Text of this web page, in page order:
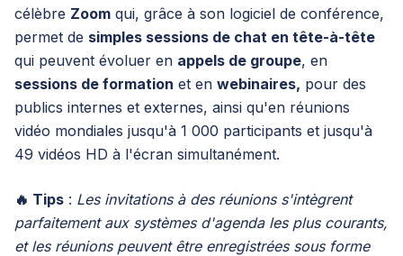
célèbre Zoom qui, grâce à son logiciel de conférence,
permet de simples sessions de chat en tête-à-tête
qui peuvent évoluer en appels de groupe, en
sessions de formation et en webinaires, pour des
publics internes et externes, ainsi qu'en réunions
vidéo mondiales jusqu'à 1 000 participants et jusqu'à
49 vidéos HD à l'écran simultanément.
🔥 Tips : Les invitations à des réunions s'intègrent
parfaitement aux systèmes d'agenda les plus courants,
et les réunions peuvent être enregistrées sous forme